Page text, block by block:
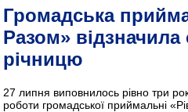
Громадська
Разом»
річницю
27 липня виповнилось рівно три
роботи громадської приймальні